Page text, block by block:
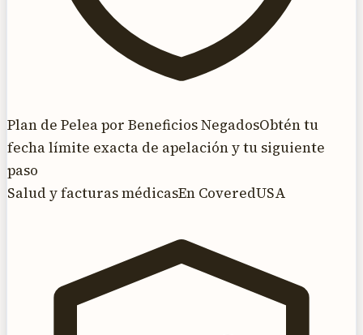
Plan de Pelea por Beneficios NegadosObtén tu
fecha límite exacta de apelación y tu siguiente
paso
Salud y facturas médicasEn CoveredUSA